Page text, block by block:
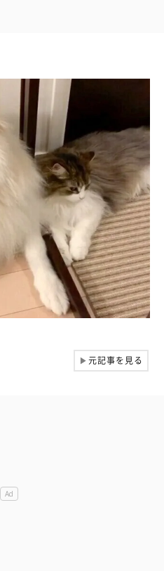
▶元記事を見る